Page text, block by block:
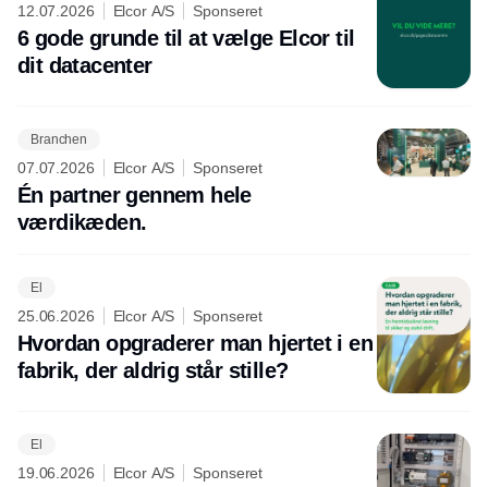
12.07.2026 Elcor A/S Sponseret
6 gode grunde til at vælge Elcor til
dit datacenter
Branchen
07.07.2026 Elcor A/S Sponseret
Én partner gennem hele
værdikæden.
El
25.06.2026 Elcor A/S Sponseret
Hvordan opgraderer man hjertet i en
fabrik, der aldrig står stille?
El
19.06.2026 Elcor A/S Sponseret